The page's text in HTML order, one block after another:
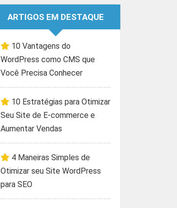
ARTIGOS EM DESTAQUE
10 Vantagens do
WordPress como CMS que
Você Precisa Conhecer
10 Estratégias para Otimizar
Seu Site de E-commerce e
Aumentar Vendas
4 Maneiras Simples de
Otimizar seu Site WordPress
para SEO